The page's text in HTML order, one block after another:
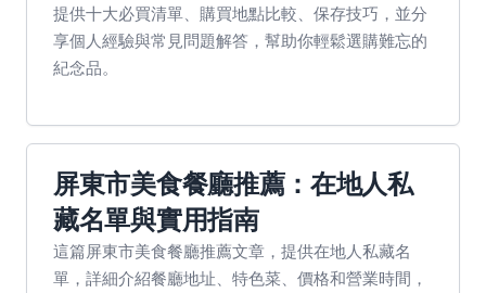
提供十大必買清單、購買地點比較、保存技巧，並分
享個人經驗與常見問題解答，幫助你輕鬆選購難忘的
紀念品。
屏東市美食餐廳推薦：在地人私
藏名單與實用指南
這篇屏東市美食餐廳推薦文章，提供在地人私藏名
單，詳細介紹餐廳地址、特色菜、價格和營業時間，